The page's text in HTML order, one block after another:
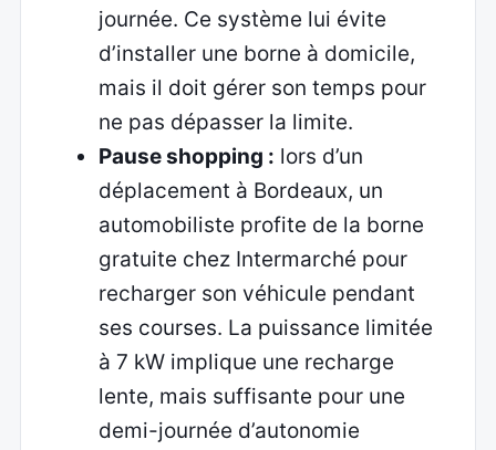
journée. Ce système lui évite
d’installer une borne à domicile,
mais il doit gérer son temps pour
ne pas dépasser la limite.
Pause shopping : lors d’un
déplacement à Bordeaux, un
automobiliste profite de la borne
gratuite chez Intermarché pour
recharger son véhicule pendant
ses courses. La puissance limitée
à 7 kW implique une recharge
lente, mais suffisante pour une
demi-journée d’autonomie